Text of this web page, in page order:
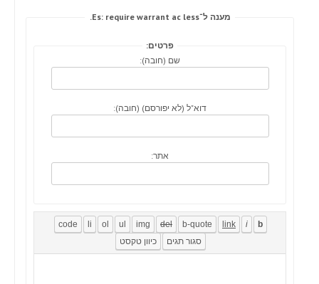
מענה ל־Es: require warrant ac less.
פרטים:
שם (חובה):
דוא"ל (לא יפורסם) (חובה):
אתר: